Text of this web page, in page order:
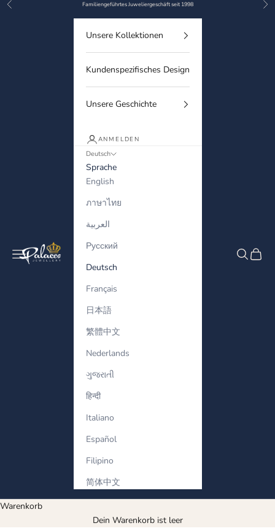
Zum Inhalt springen
Zurück Familiengeführtes Juweliergeschäft seit 1998 Vor
Palaces Jewellery
Menü Suchen
Unsere Kollektionen
Kundenspezifisches Design
Unsere Geschichte
ANMELDEN
Deutsch
Sprache
English
ภาษาไทย
العربية
Русский
Deutsch
Français
日本語
繁體中文
Nederlands
ગુજરાતી
हिन्दी
Italiano
Español
Filipino
简体中文
Warenkorb
Dein Warenkorb ist leer